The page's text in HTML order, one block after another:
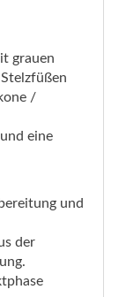
grauen
/
eine
und
der